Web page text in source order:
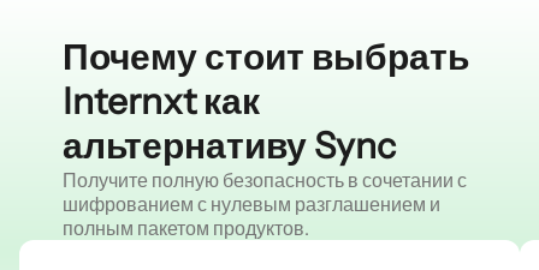
Почему стоит выбрать
Internxt как
альтернативу Sync
Получите полную безопасность в сочетании с
шифрованием с нулевым разглашением и
полным пакетом продуктов.